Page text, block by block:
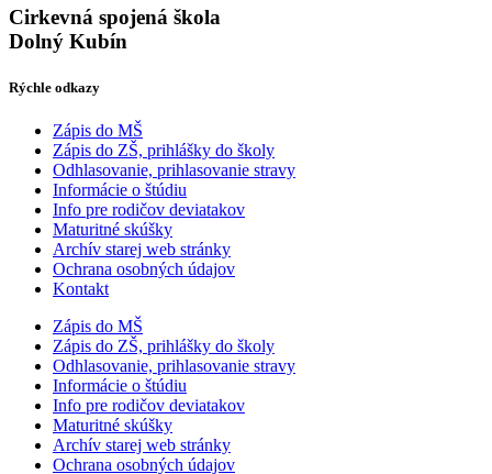
Cirkevná spojená škola
Dolný Kubín
Rýchle odkazy
Zápis do MŠ
Zápis do ZŠ, prihlášky do školy
Odhlasovanie, prihlasovanie stravy
Informácie o štúdiu
Info pre rodičov deviatakov
Maturitné skúšky
Archív starej web stránky
Ochrana osobných údajov
Kontakt
Zápis do MŠ
Zápis do ZŠ, prihlášky do školy
Odhlasovanie, prihlasovanie stravy
Informácie o štúdiu
Info pre rodičov deviatakov
Maturitné skúšky
Archív starej web stránky
Ochrana osobných údajov